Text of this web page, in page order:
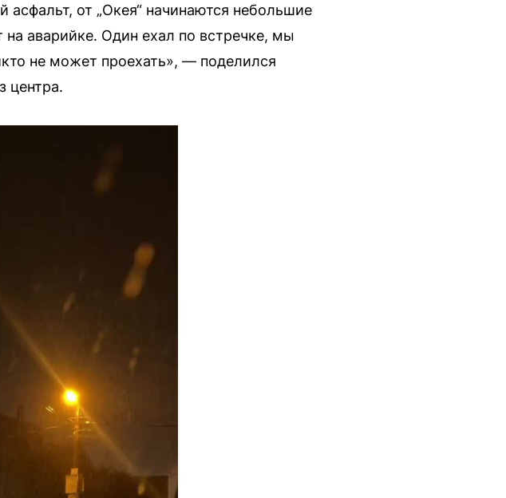
от „Окея“ начинаются небольшие
аварийке. Один ехал по встречке, мы
не может проехать», — поделился
центра.